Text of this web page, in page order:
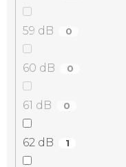
59 dB 0
60 dB 0
61 dB 0
62 dB 1